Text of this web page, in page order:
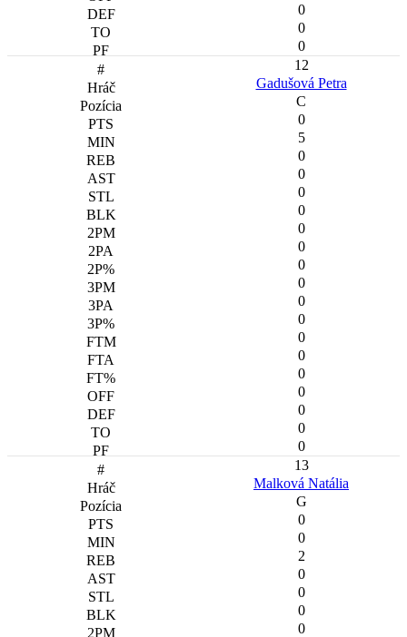
0
0
0
12
Gadušová Petra
C
0
5
0
0
0
0
0
0
0
0
0
0
0
0
0
0
0
0
0
13
Malková Natália
G
0
0
2
0
0
0
0